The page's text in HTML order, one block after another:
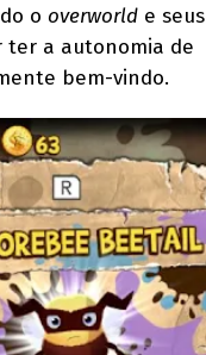
o overworld e seus
ter a autonomia de
bem-vindo.